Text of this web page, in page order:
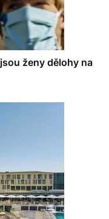
ženy dělohy na